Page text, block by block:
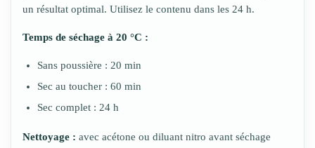
un résultat optimal. Utilisez le contenu dans les 24 h.
Temps de séchage à 20 °C :
Sans poussière : 20 min
Sec au toucher : 60 min
Sec complet : 24 h
Nettoyage : avec acétone ou diluant nitro avant séchage